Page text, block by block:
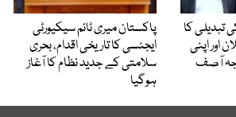
کا
اور اپنی
آصف
پاکستان میری ٹائم سیکیورٹی
ایجنسی کا تاریخی اقدام، بحری
سلامتی کے جدید نظام کا آغاز
ہوگیا